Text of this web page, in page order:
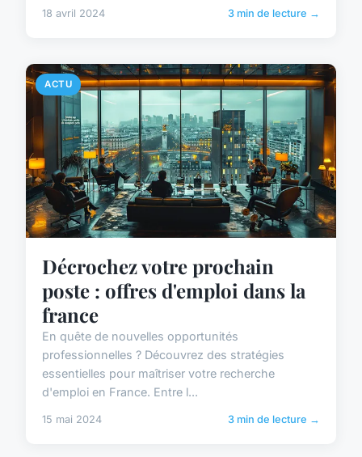
18 avril 2024 3 min de lecture →
ACTU
Décrochez votre prochain
poste : offres d'emploi dans la
france
En quête de nouvelles opportunités
professionnelles ? Découvrez des stratégies
essentielles pour maîtriser votre recherche
d'emploi en France. Entre l...
15 mai 2024 3 min de lecture →